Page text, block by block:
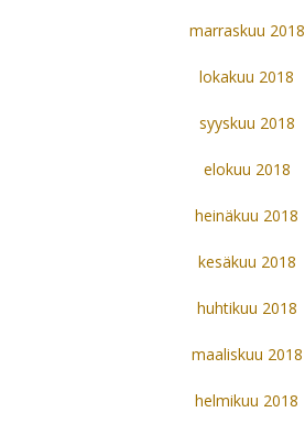
marraskuu 2018
lokakuu 2018
syyskuu 2018
elokuu 2018
heinäkuu 2018
kesäkuu 2018
huhtikuu 2018
maaliskuu 2018
helmikuu 2018